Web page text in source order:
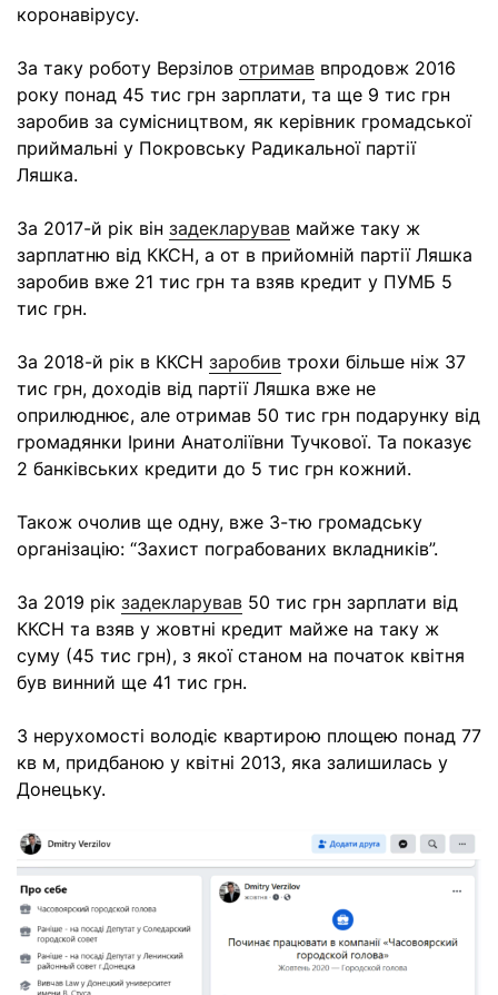
коронавірусу.
За таку роботу Верзілов отримав впродовж 2016
року понад 45 тис грн зарплати, та ще 9 тис грн
заробив за сумісництвом, як керівник громадської
приймальні у Покровську Радикальної партії
Ляшка.
За 2017-й рік він задекларував майже таку ж
зарплатню від ККСН, а от в прийомній партії Ляшка
заробив вже 21 тис грн та взяв кредит у ПУМБ 5
тис грн.
За 2018-й рік в ККСН заробив трохи більше ніж 37
тис грн, доходів від партії Ляшка вже не
оприлюднює, але отримав 50 тис грн подарунку від
громадянки Ірини Анатоліївни Тучкової. Та показує
2 банківських кредити до 5 тис грн кожний.
Також очолив ще одну, вже 3-тю громадську
організацію: “Захист пограбованих вкладників”.
За 2019 рік задекларував 50 тис грн зарплати від
ККСН та взяв у жовтні кредит майже на таку ж
суму (45 тис грн), з якої станом на початок квітня
був винний ще 41 тис грн.
З нерухомості володіє квартирою площею понад 77
кв м, придбаною у квітні 2013, яка залишилась у
Донецьку.